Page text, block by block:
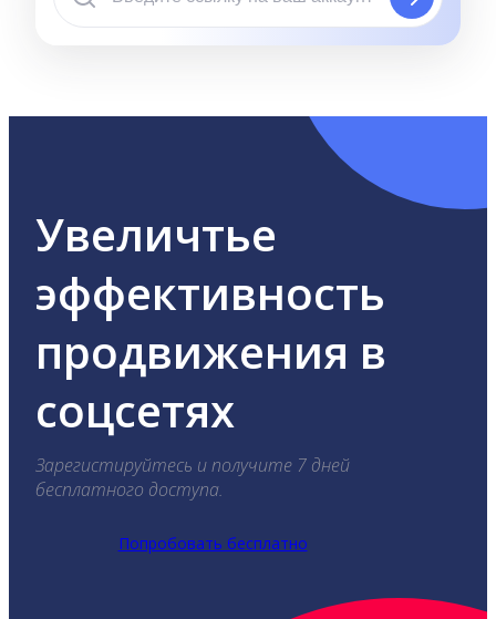
Увеличтье
эффективность
продвижения в
соцсетях
Зарегистируйтесь и получите 7 дней
бесплатного доступа.
Попробовать бесплатно